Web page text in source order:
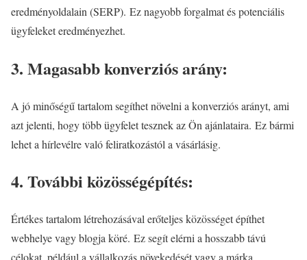
eredményoldalain (SERP). Ez nagyobb forgalmat és potenciális
ügyfeleket eredményezhet.
3. Magasabb konverziós arány:
A jó minőségű tartalom segíthet növelni a konverziós arányt, ami
azt jelenti, hogy több ügyfelet tesznek az Ön ajánlataira. Ez bármi
lehet a hírlevélre való feliratkozástól a vásárlásig.
4. További közösségépítés:
Értékes tartalom létrehozásával erőteljes közösséget építhet
webhelye vagy blogja köré. Ez segít elérni a hosszabb távú